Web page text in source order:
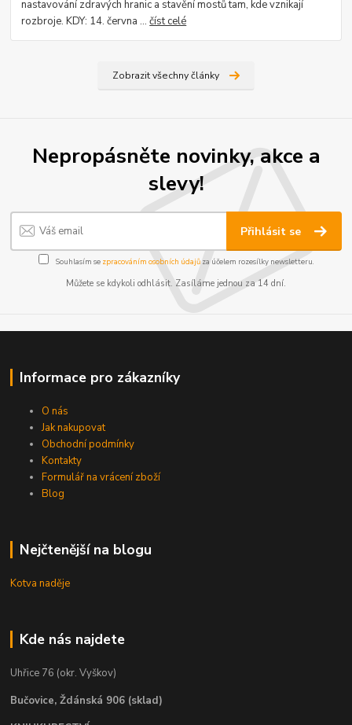
nastavování zdravých hranic a stavění mostů tam, kde vznikají
rozbroje. KDY: 14. června ...číst celé
Zobrazit všechny články
Nepropásněte novinky, akce a
slevy!
Přihlásit se
Souhlasím se zpracováním osobních údajůza účelem rozesílky newsletteru.
Můžete se kdykoli odhlásit. Zasíláme jednou za 14 dní.
Informace pro zákazníky
O nás
Jak nakupovat
Obchodní podmínky
Kontakty
Formulář na vrácení zboží
Blog
Nejčtenější na blogu
Kotva naděje
Kde nás najdete
Uhřice 76 (okr. Vyškov)
Bučovice, Ždánská 906 (sklad)